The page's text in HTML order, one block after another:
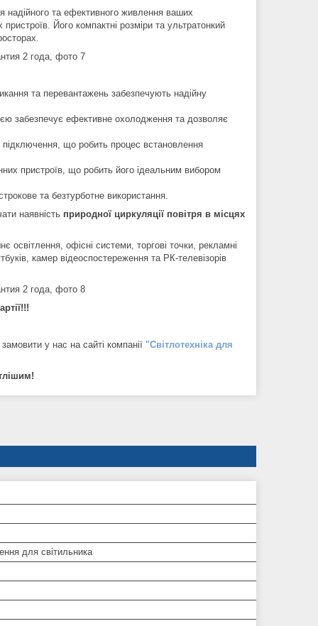
надійного та ефективного живлення ваших
Його компактні розміри та ультратонкий
та перевантажень забезпечують надійну
забезпечує ефективне охолодження та дозволяє
що робить процес встановлення
пристроїв, що робить його ідеальним вибором
та безтурботне використання.
наявність природної циркуляції повітря в місцях
освітлення, офісні системи, торгові точки, рекламні
камер відеоспостереження та РК-телевізорів
у нас на сайті компанії "Світлотехніка для
для світильника